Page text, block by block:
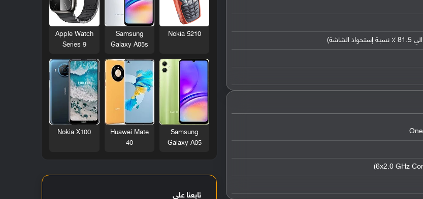
Nokia 5210
Samsung
Galaxy A05s
Apple Watch
Series 9
Samsung
Galaxy A05
Huawei Mate
40
Nokia X100
تابعنا على